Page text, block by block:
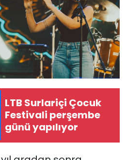
LTB Surlariçi Çocuk
Festivali perşembe
günü yapılıyor